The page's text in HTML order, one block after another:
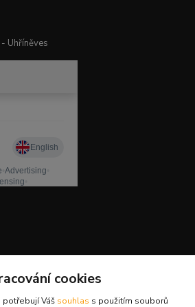
Uhříněves
cookies
potřebují Váš souhlas s použitím souborů